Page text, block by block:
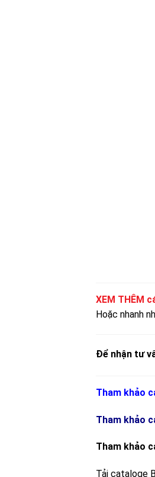
XEM THÊM
Hoặc nhanh
Để nhận tư
Tham khảo
Tham khảo
Tham khảo
Tải cataloge